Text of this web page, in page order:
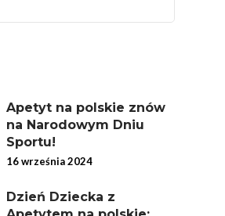
Apetyt na polskie znów
na Narodowym Dniu
Sportu!
16 września 2024
Dzień Dziecka z
Ekologicznej
Warzywa I Owoce
Związek Zawodowy